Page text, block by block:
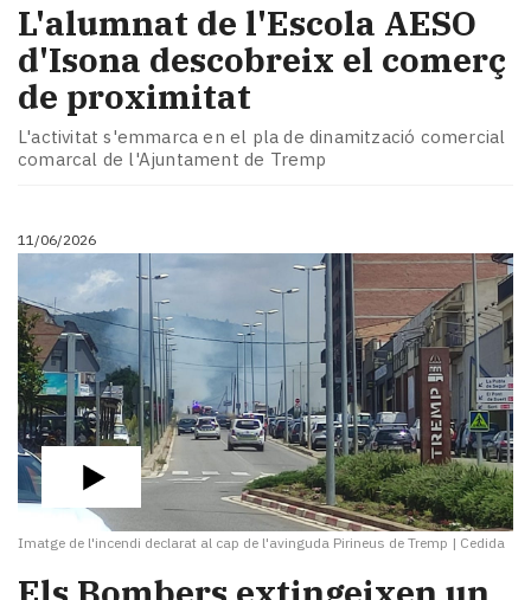
L'alumnat de l'Escola AESO
d'Isona descobreix el comerç
de proximitat
L'activitat s'emmarca en el pla de dinamització comercial
comarcal de l'Ajuntament de Tremp
11/06/2026
Imatge de l'incendi declarat al cap de l'avinguda Pirineus de Tremp | Cedida